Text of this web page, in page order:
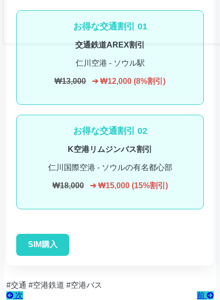
お得な交通割引 01
交通鉄道AREX割引
仁川空港 - ソウル駅
₩13,000 ➔ ₩12,000 (8%割引)
お得な交通割引 02
K空港リムジンバス割引
仁川国際空港 - ソウルの有名都心部
₩18,000 ➔ ₩15,000 (15%割引)
SIM購入
#交通 #空港鉄道 #空港バス
次
前